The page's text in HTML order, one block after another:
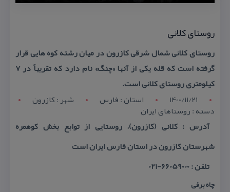
روستای كلانی
روستای كلانی شمال شرقی كازرون در میان رشته كوه هایی قرار
گرفته است كه قله یكی از آنها «چنگ» نام دارد كه تقریباً در ۷
كیلومتری روستای كلانی است.
1400/11/21
استان : فارس شهر : کازرون
دسته : روستاهای ایران
آدرس : كلانی (كازرون)، روستایی از توابع بخش كوهمره
شهرستان كازرون در استان فارس ایران است
تلفن : 66059000-021
چاه برفی